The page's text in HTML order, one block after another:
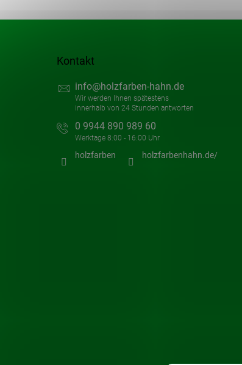
Kontakt
info@holzfarben-hahn.de
0 9944 890 989 60
holzfarben holzfarbenhahn.de/